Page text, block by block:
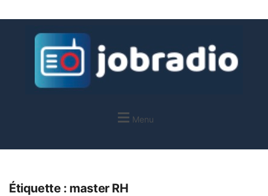
Menu
Étiquette : master RH